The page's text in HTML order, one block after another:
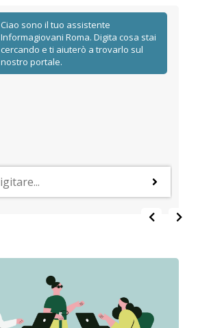
Ciao sono il tuo assistente
Informagiovani Roma. Digita cosa stai
cercando e ti aiuterò a trovarlo sul
nostro portale.